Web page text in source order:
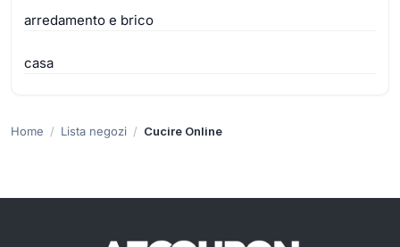
arredamento e brico
casa
Home Lista negozi Cucire Online